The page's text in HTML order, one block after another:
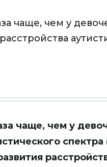
чаще, чем у
чаще, чем у
спектра